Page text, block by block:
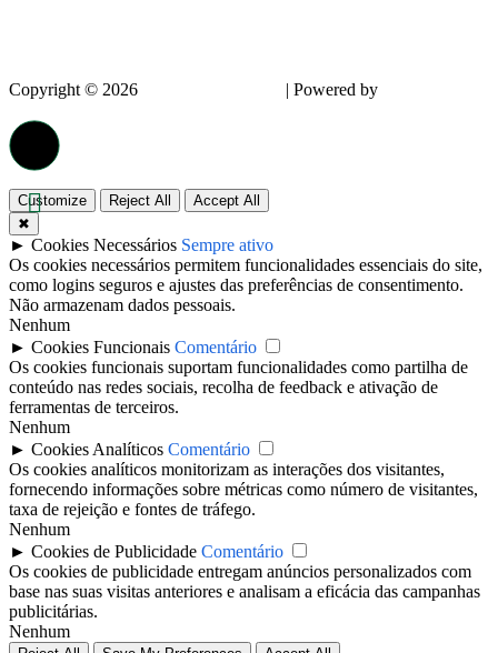
Copyright © 2026 | Powered by
Customize Reject All
Accept All
✖
► Cookies Necessários Sempre ativo
Os cookies necessários permitem funcionalidades essenciais do site,
como logins seguros e ajustes das preferências de consentimento.
Não armazenam dados pessoais.
Nenhum
► Cookies Funcionais Comentário
Os cookies funcionais suportam funcionalidades como partilha de
conteúdo nas redes sociais, recolha de feedback e ativação de
ferramentas de terceiros.
Nenhum
► Cookies Analíticos Comentário
Os cookies analíticos monitorizam as interações dos visitantes,
fornecendo informações sobre métricas como número de visitantes,
taxa de rejeição e fontes de tráfego.
Nenhum
► Cookies de Publicidade Comentário
Os cookies de publicidade entregam anúncios personalizados com
base nas suas visitas anteriores e analisam a eficácia das campanhas
publicitárias.
Nenhum